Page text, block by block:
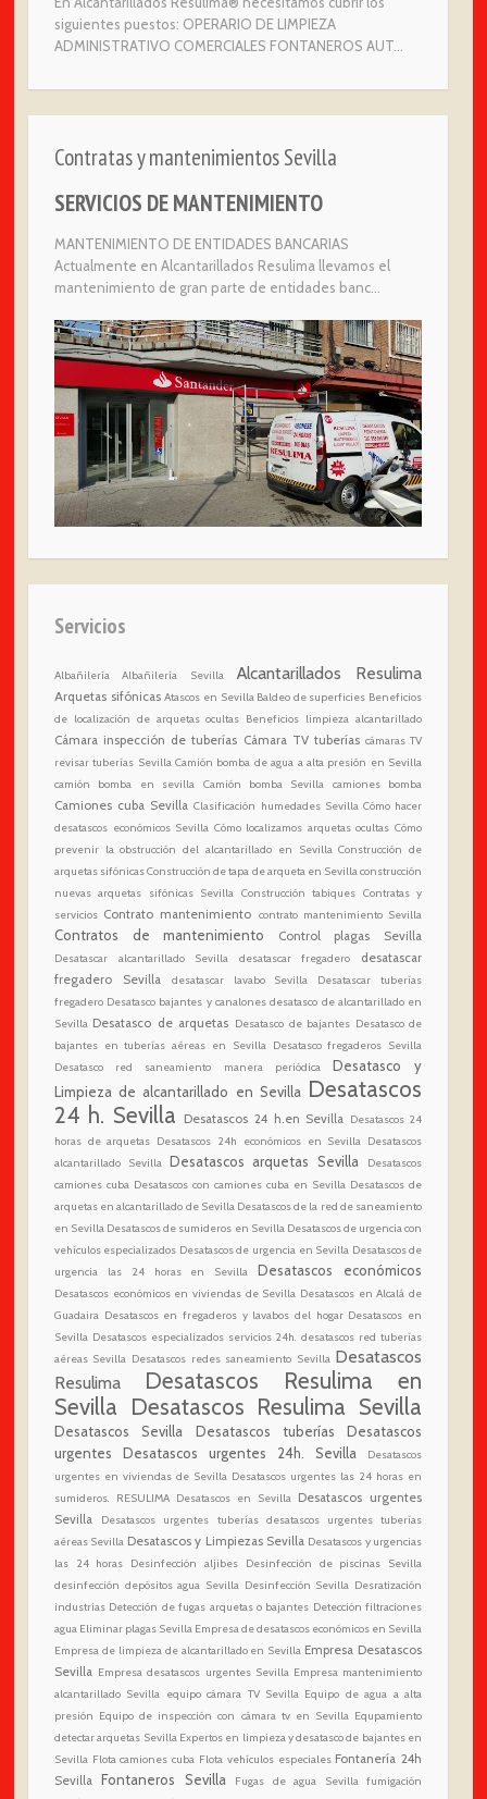
siguientes puestos: OPERARIO DE LIMPIEZA
ADMINISTRATIVO COMERCIALES FONTANEROS AUT...
Contratas y mantenimientos Sevilla
SERVICIOS DE MANTENIMIENTO
MANTENIMIENTO DE ENTIDADES BANCARIAS
Actualmente en Alcantarillados Resulima llevamos el
mantenimiento de gran parte de entidades banc...
Servicios
Albañilería Albañilería Sevilla Alcantarillados Resulima
Arquetas sifónicas Atascos en Sevilla Baldeo de superficies Beneficios
de localización de arquetas ocultas Beneficios limpieza alcantarillado
Cámara inspección de tuberías Cámara TV tuberías cámaras TV
revisar tuberías Sevilla Camión bomba de agua a alta presión en Sevilla
camión bomba en sevilla
Camión bomba Sevilla camiones bomba
Camiones cuba Sevilla Clasificación humedades Sevilla Cómo hacer
desatascos económicos Sevilla Cómo localizamos arquetas ocultas Cómo
prevenir la obstrucción del alcantarillado en Sevilla Construcción de
arquetas sifónicasConstrucción de tapa de arqueta en Sevillaconstrucción
nuevas arquetas sifónicas Sevilla Construcción tabiques Contratas y
servicios Contrato mantenimiento contrato mantenimiento Sevilla
Contratos de mantenimiento Control plagas Sevilla
Desatascar alcantarillado Sevilla desatascar fregadero
desatascar
fregadero Sevilla
desatascar lavabo Sevilla
Desatascar tuberías
fregadero Desatasco bajantes y canalones desatasco de alcantarillado en
Sevilla Desatasco de arquetas Desatasco de bajantes Desatasco de
bajantes en tuberías aéreas en Sevilla Desatasco fregaderos Sevilla
Desatasco red saneamiento manera periódica
Desatasco y
Limpieza de alcantarillado en Sevilla Desatascos
24 h. Sevilla
Desatascos 24 h.en Sevilla Desatascos 24
horas de arquetas Desatascos 24h económicos en Sevilla Desatascos
alcantarillado Sevilla Desatascos arquetas Sevilla
Desatascos
camiones cuba Desatascos con camiones cuba en Sevilla Desatascos de
arquetas en alcantarillado de Sevilla Desatascos de la red de saneamiento
en Sevilla Desatascos de sumideros en Sevilla Desatascos de urgencia con
vehículos especializados Desatascos de urgencia en Sevilla Desatascos de
urgencia las 24 horas en Sevilla
Desatascos económicos
Desatascos económicos en viviendas de Sevilla Desatascos en Alcalá de
Guadaira Desatascos en fregaderos y lavabos del hogar Desatascos en
Sevilla Desatascos especializados servicios 24h. desatascos red tuberías
aéreas Sevilla Desatascos redes saneamiento Sevilla Desatascos
Resulima
Desatascos Resulima en
Sevilla Desatascos Resulima Sevilla
Desatascos Sevilla Desatascos tuberías
Desatascos
urgentes
Desatascos urgentes 24h. Sevilla
Desatascos
urgentes en viviendas de Sevilla Desatascos urgentes las 24 horas en
sumideros. RESULIMA Desatascos en Sevilla Desatascos urgentes
Sevilla
Desatascos urgentes tuberías desatascos urgentes tuberías
aéreas Sevilla Desatascos y Limpiezas Sevilla Desatascos y urgencias
las 24 horas
Desinfección aljibes
Desinfección de piscinas Sevilla
desinfección depósitos agua Sevilla Desinfección Sevilla Desratización
industrias Detección de fugas arquetas o bajantes Detección filtraciones
agua Eliminar plagas Sevilla Empresa de desatascos económicos en Sevilla
Empresa de limpieza de alcantarillado en Sevilla Empresa Desatascos
Sevilla Empresa desatascos urgentes Sevilla Empresa mantenimiento
alcantarillado Sevilla equipo cámara TV Sevilla Equipo de agua a alta
presión Equipo de inspección con cámara tv en Sevilla Equpamiento
detectar arquetas Sevilla Expertos en limpieza y desatasco de bajantes en
Sevilla Flota camiones cuba Flota vehículos especiales Fontanería 24h
Sevilla
Fontaneros Sevilla Fugas de agua Sevilla fumigación